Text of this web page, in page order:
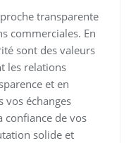
transparente
commerciales. En
sont des valeurs
les relations
et en
vos échanges
confiance de vos
solide et